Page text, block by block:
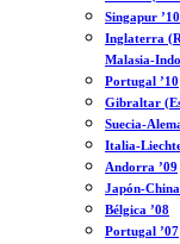
Singapur ’10
Inglaterra
Malasia-
Portugal ’10
Gibraltar
Suecia-
Italia-
Andorra ’09
Japón-
Bélgica ’08
Portugal ’07